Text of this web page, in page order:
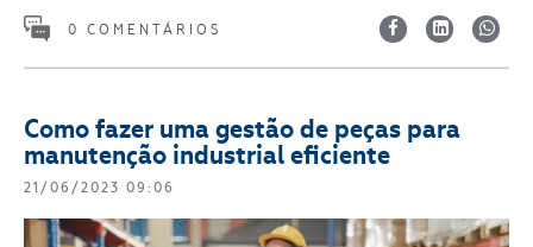
0 COMENTÁRIOS
Como fazer uma gestão de peças para
manutenção industrial eficiente
21/06/2023 09:06